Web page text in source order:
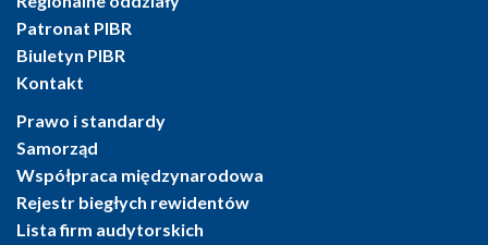
Patronat PIBR
Biuletyn PIBR
Kontakt
Prawo i standardy
Samorząd
Współpraca międzynarodowa
Rejestr biegłych rewidentów
Lista firm audytorskich